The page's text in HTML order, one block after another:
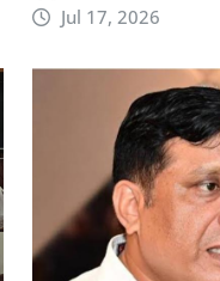
Jul 17, 2026